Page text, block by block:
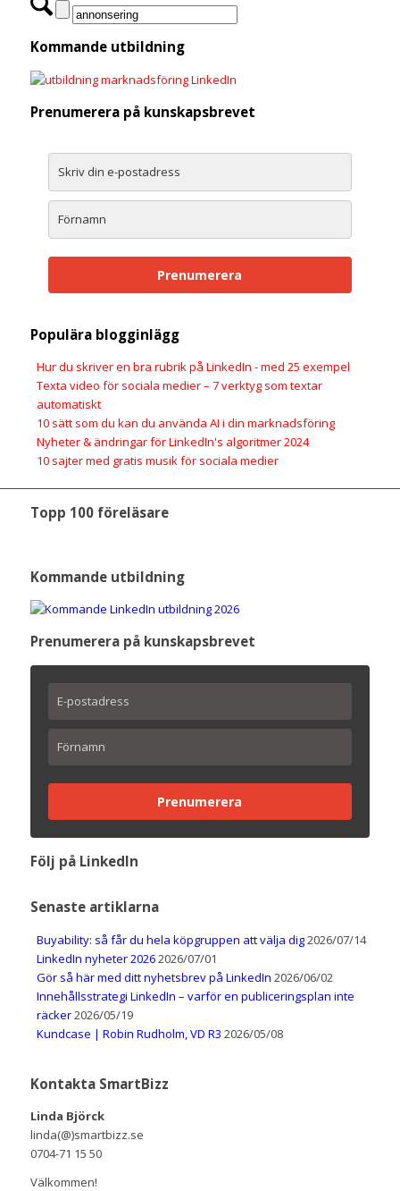
Kommande utbildning
Prenumerera på kunskapsbrevet
Prenumerera
Populära blogginlägg
Hur du skriver en bra rubrik på LinkedIn - med 25 exempel
Texta video för sociala medier – 7 verktyg som textar
automatiskt
10 sätt som du kan du använda AI i din marknadsföring
Nyheter & ändringar för LinkedIn's algoritmer 2024
10 sajter med gratis musik för sociala medier
Topp 100 föreläsare
Kommande utbildning
Prenumerera på kunskapsbrevet
Prenumerera
Följ på LinkedIn
Senaste artiklarna
Buyability: så får du hela köpgruppen att välja dig2026/07/14
LinkedIn nyheter 20262026/07/01
Gör så här med ditt nyhetsbrev på LinkedIn 2026/06/02
Innehållsstrategi LinkedIn – varför en publiceringsplan inte
räcker2026/05/19
Kundcase | Robin Rudholm, VD R3 2026/05/08
Kontakta SmartBizz
Linda Björck
linda(@)smartbizz.se
0704-71 15 50
Välkommen!